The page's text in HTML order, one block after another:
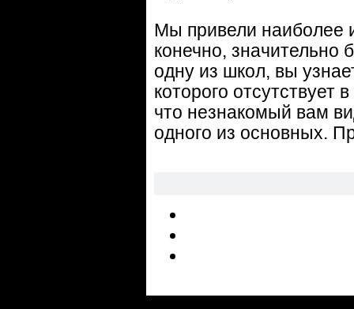
Мы привели наиболее
конечно, значительно
одну из школ, вы
которого
что незнакомый вам
одного из основных.